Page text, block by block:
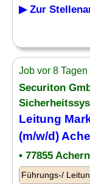
▶ Zur
Job vor 8
Securiton
Leitung
(m/w/d)
• 77855
Führungs-/